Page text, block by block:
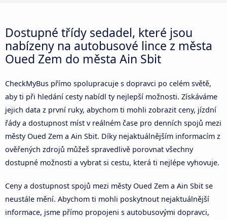
Dostupné třídy sedadel, které jsou
nabízeny na autobusové lince z města
Oued Zem do města Ain Sbit
CheckMyBus přímo spolupracuje s dopravci po celém světě,
aby ti při hledání cesty nabídl ty nejlepší možnosti. Získáváme
jejich data z první ruky, abychom ti mohli zobrazit ceny, jízdní
řády a dostupnost míst v reálném čase pro denních spojů mezi
městy Oued Zem a Ain Sbit. Díky nejaktuálnějším informacím z
ověřených zdrojů můžeš spravedlivě porovnat všechny
dostupné možnosti a vybrat si cestu, která ti nejlépe vyhovuje.
Ceny a dostupnost spojů mezi městy Oued Zem a Ain Sbit se
neustále mění. Abychom ti mohli poskytnout nejaktuálnější
informace, jsme přímo propojeni s autobusovými dopravci,